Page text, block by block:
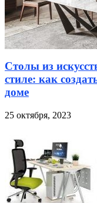
Столы из
стиле: как
доме
25 октября, 2023